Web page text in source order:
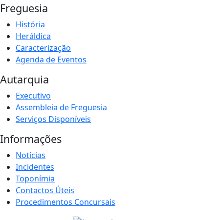
Freguesia
História
Heráldica
Caracterização
Agenda de Eventos
Autarquia
Executivo
Assembleia de Freguesia
Serviços Disponíveis
Informações
Notícias
Incidentes
Toponímia
Contactos Úteis
Procedimentos Concursais